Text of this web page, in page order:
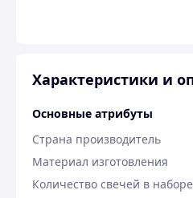
Характеристики и
Основные атрибуты
Страна производитель
Материал изготовления
Количество свечей в наборе